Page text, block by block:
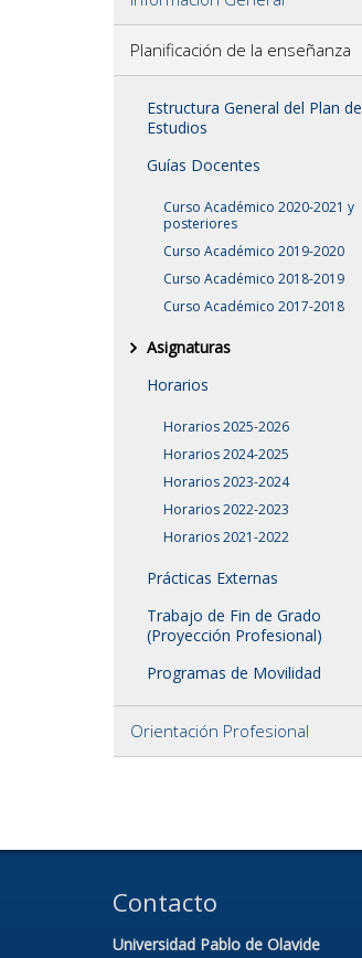
Planificación de la enseñanza
Estructura General del Plan de
Estudios
Guías Docentes
Curso Académico 2020-2021 y
posteriores
Curso Académico 2019-2020
Curso Académico 2018-2019
Curso Académico 2017-2018
Asignaturas
Horarios
Horarios 2025-2026
Horarios 2024-2025
Horarios 2023-2024
Horarios 2022-2023
Horarios 2021-2022
Prácticas Externas
Trabajo de Fin de Grado
(Proyección Profesional)
Programas de Movilidad
Orientación Profesional
Contacto
Universidad Pablo de Olavide